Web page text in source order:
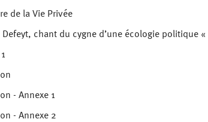
de la Vie Privée
chant du cygne d’une écologie politique
- Annexe 1
- Annexe 2